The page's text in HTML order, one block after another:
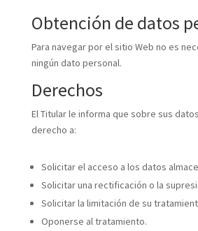
Obtención de datos
Para navegar por el sitio Web no es
ningún dato personal.
Derechos
El Titular le informa que sobre sus
derecho a:
Solicitar el acceso a los datos
Solicitar una rectificación o la
Solicitar la limitación de su
Oponerse al tratamiento.